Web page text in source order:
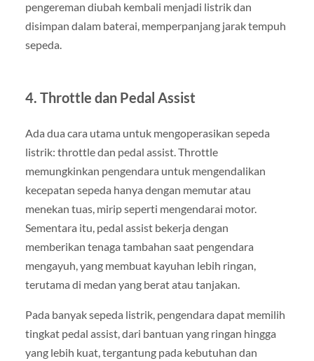
pengereman diubah kembali menjadi listrik dan
disimpan dalam baterai, memperpanjang jarak tempuh
sepeda.
4. Throttle dan Pedal Assist
Ada dua cara utama untuk mengoperasikan sepeda
listrik: throttle dan pedal assist. Throttle
memungkinkan pengendara untuk mengendalikan
kecepatan sepeda hanya dengan memutar atau
menekan tuas, mirip seperti mengendarai motor.
Sementara itu, pedal assist bekerja dengan
memberikan tenaga tambahan saat pengendara
mengayuh, yang membuat kayuhan lebih ringan,
terutama di medan yang berat atau tanjakan.
Pada banyak sepeda listrik, pengendara dapat memilih
tingkat pedal assist, dari bantuan yang ringan hingga
yang lebih kuat, tergantung pada kebutuhan dan